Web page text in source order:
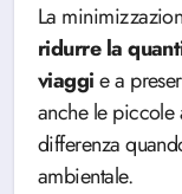
La
ridurre la
viaggie a
anche le piccole
differenza
ambientale.